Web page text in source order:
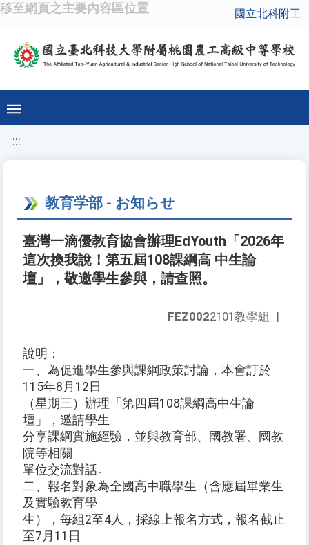
移至網頁之主要內容區位置 國立北科附工
:::
教育学部 - お知らせ
臺灣一滴優教育協會辦理EdYouth「2026年
這次換我說！第五屆108課綱高 中生論
壇」，敬邀學生參與，請查照。
FEZ0022101教學組 |
說明：
一、為促進學生參與課綱政策討論，本會訂於
115年8月12日
（星期三）辦理「第四屆108課綱高中生論
壇」，邀請學生
分享課綱實施經驗，並與教育部、國教署、國教
院等相關
單位交流對話。
二、報名對象為全國高中職學生（含應屆畢業生
及實驗教育學
生），每組2至4人，採線上報名方式，報名截止
至7月11日